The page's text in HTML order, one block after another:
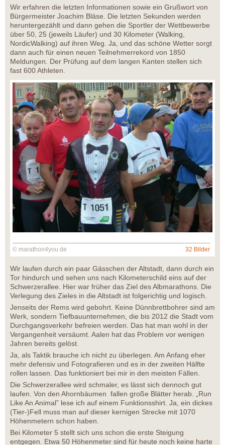
Wir erfahren die letzten Informationen sowie ein Grußwort von
Bürgermeister Joachim Bläse. Die letzten Sekunden werden
heruntergezählt und dann gehen die Sportler der Wettbewerbe
über 50, 25 (jeweils Läufer) und 30 Kilometer (Walking,
NordicWalking) auf ihren Weg. Ja, und das schöne Wetter sorgt
dann auch für einen neuen Teilnehmerrekord von 1850
Meldungen. Der Prüfung auf dem langen Kanten stellen sich
fast 600 Athleten.
© marathon4you.de 32 Bilder
Wir laufen durch ein paar Gässchen der Altstadt, dann durch ein
Tor hindurch und sehen uns nach Kilometerschild eins auf der
Schwerzerallee. Hier war früher das Ziel des Albmarathons. Die
Verlegung des Zieles in die Altstadt ist folgerichtig und logisch.
Jenseits der Rems wird gebohrt. Keine Dünnbrettbohrer sind am
Werk, sondern Tiefbauunternehmen, die bis 2012 die Stadt vom
Durchgangsverkehr befreien werden. Das hat man wohl in der
Vergangenheit versäumt. Aalen hat das Problem vor wenigen
Jahren bereits gelöst.
Ja, als Taktik brauche ich nicht zu überlegen. Am Anfang eher
mehr defensiv und Fotografieren und es in der zweiten Hälfte
rollen lassen. Das funktioniert bei mir in den meisten Fällen.
Die Schwerzerallee wird schmaler, es lässt sich dennoch gut
laufen. Von den Ahornbäumen fallen große Blätter herab. „Run
Like An Animal” lese ich auf einem Funktionsshirt. Ja, ein dickes
(Tier-)Fell muss man auf dieser kernigen Strecke mit 1070
Höhenmetern schon haben.
Bei Kilometer 5 stellt sich uns schon die erste Steigung
entgegen. Etwa 50 Höhenmeter sind für heute noch keine harte